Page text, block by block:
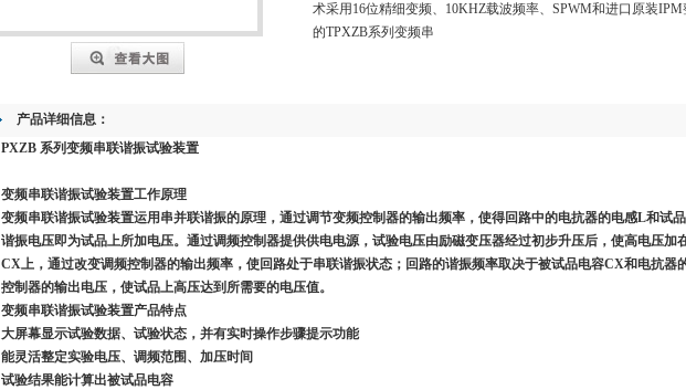
术采用16位精细变频、10KHZ载波频率、SPWM和进口原装
的TPXZB系列变频串
产品详细信息：
PXZB 系列变频串联谐振试验装置
变频串联谐振试验装置工作原理
变频串联谐振试验装置运用串并联谐振的原理，通过调节变频控制器的输出频率，使得回路中的电抗器的电感L和试
谐振电压即为试品上所加电压。通过调频控制器提供供电电源，试验电压由励磁变压器经过初步升压后，使高电压加
CX上，通过改变调频控制器的输出频率，使回路处于串联谐振状态；回路的谐振频率取决于被试品电容CX和电抗器
控制器的输出电压，使试品上高压达到所需要的电压值。
变频串联谐振试验装置产品特点
大屏幕显示试验数据、试验状态，并有实时操作步骤提示功能
能灵活整定实验电压、调频范围、加压时间
试验结果能计算出被试品电容